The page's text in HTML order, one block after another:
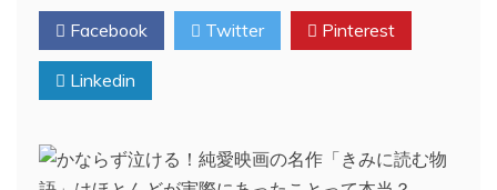
Facebook Twitter Pinterest
Linkedin